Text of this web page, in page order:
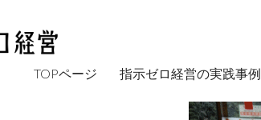
TOPページ 指示ゼロ経営の実践事例